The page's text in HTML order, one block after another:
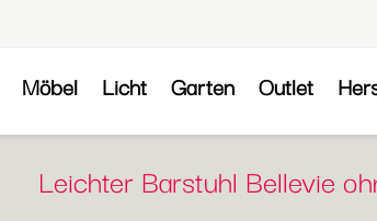
Möbel Licht Garten Outlet
Leichter Barstuhl Bellevie